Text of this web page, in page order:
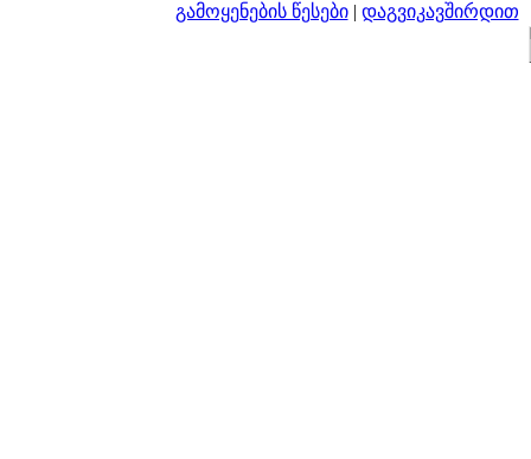
გამოყენების წესები| დაგვიკავშირდით